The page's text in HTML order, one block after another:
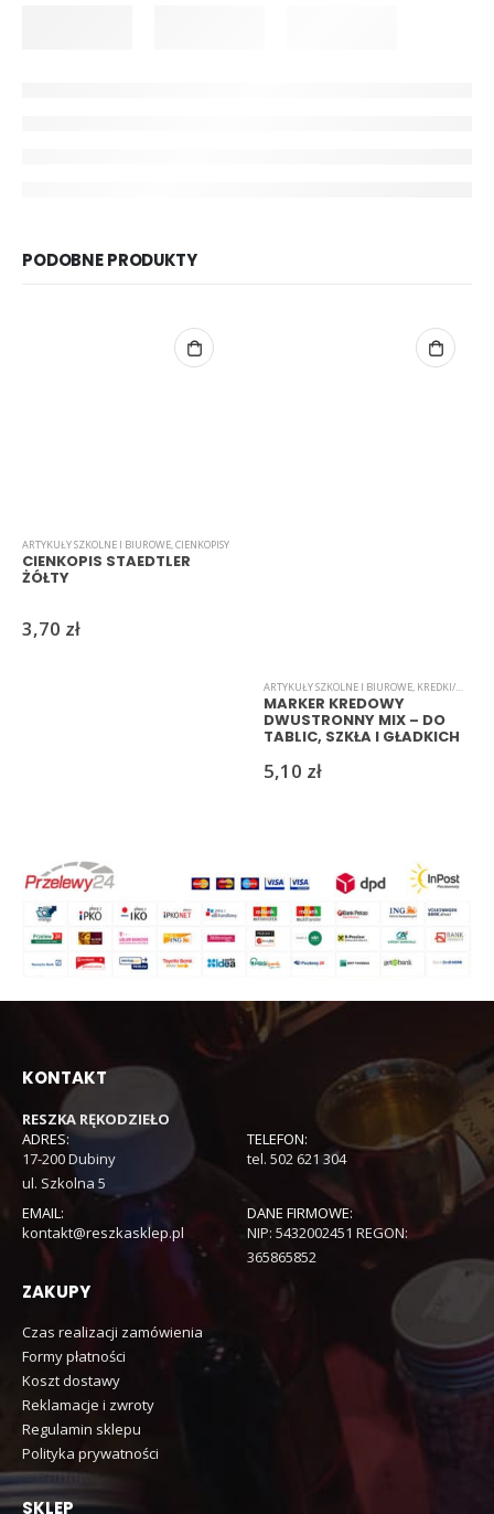
PODOBNE PRODUKTY
ARTYKUŁY SZKOLNE I BIUROWE,CIENKOPISY
CIENKOPIS STAEDTLER
ŻÓŁTY
3,70 zł
ARTYKUŁY SZKOLNE I BIUROWE, KREDKI/MARKERY/PISAKI
MARKER KREDOWY
DWUSTRONNY MIX – DO
TABLIC, SZKŁA I GŁADKICH
5,10 zł
KONTAKT
RESZKA RĘKODZIEŁO
ADRES:
17-200 Dubiny
ul. Szkolna 5
TELEFON:
tel. 502 621 304
EMAIL:
kontakt@reszkasklep.pl
DANE FIRMOWE:
NIP: 5432002451 REGON:
365865852
ZAKUPY
Czas realizacji zamówienia
Formy płatności
Koszt dostawy
Reklamacje i zwroty
Regulamin sklepu
Polityka prywatności
SKLEP